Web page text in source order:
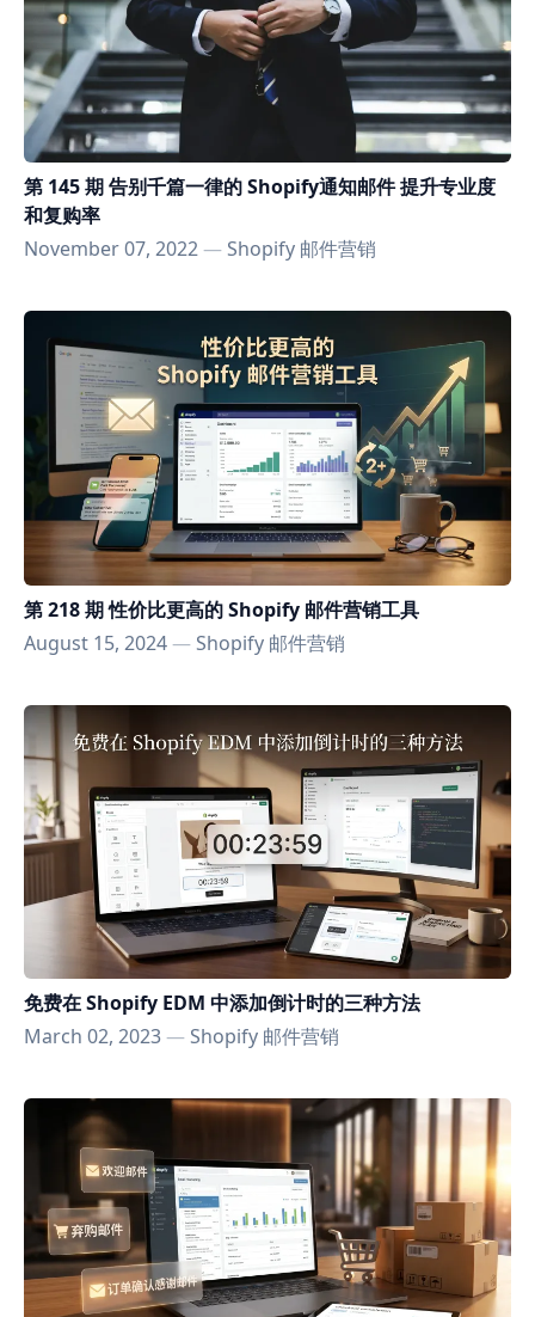
第 145 期 告别千篇一律的 Shopify通知邮件 提升专业度
和复购率
November 07, 2022—Shopify 邮件营销
第 218 期 性价比更高的 Shopify 邮件营销工具
August 15, 2024—Shopify 邮件营销
免费在 Shopify EDM 中添加倒计时的三种方法
March 02, 2023—Shopify 邮件营销